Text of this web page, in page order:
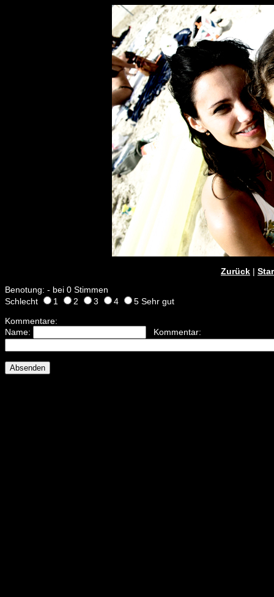
Zurück |
Benotung: - bei 0 Stimmen
Schlecht
1 2 3 4
5 Sehr gut
Kommentare:
Name:
Kommentar: